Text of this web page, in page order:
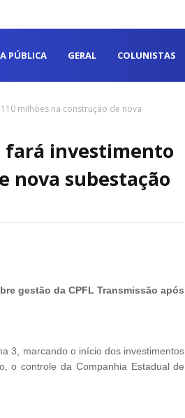
PÚBLICA GERAL COLUNISTAS
110 milhões na construção de nova
fará investimento
nova subestação
gestão da CPFL Transmissão após
3, marcando o início dos investimentos
o controle da Companhia Estadual de